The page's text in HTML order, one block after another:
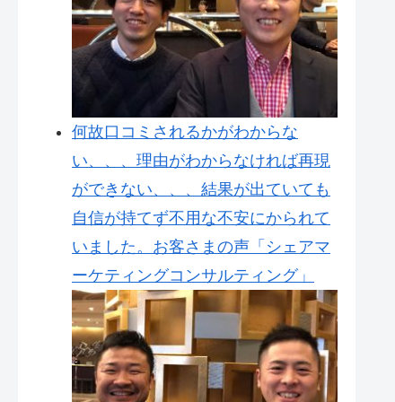
何故口コミされるかがわからな
い、、、理由がわからなければ再現
ができない、、、結果が出ていても
自信が持てず不用な不安にかられて
いました。お客さまの声「シェアマ
ーケティングコンサルティング」